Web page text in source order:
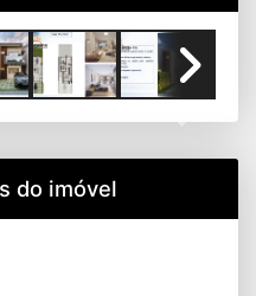
do imóvel